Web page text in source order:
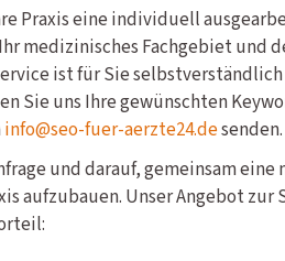
Praxis eine individuell
medizinisches Fachgebiet und
ist für Sie
Sie uns Ihre gewünschten
info@seo-fuer-aerzte24.desenden.
und darauf, gemeinsam
aufzubauen. Unser Angebot zur